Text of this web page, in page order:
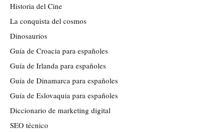
Historia del Cine
La conquista del cosmos
Dinosaurios
Guía de Croacia para españoles
Guía de Irlanda para españoles
Guía de Dinamarca para españoles
Guía de Eslovaquia para españoles
Diccionario de marketing digital
SEO técnico